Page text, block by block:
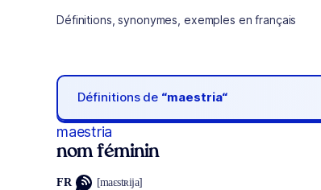
Définitions, synonymes, exemples en français
Définitions de “maestria“
maestria
nom féminin
FR [maɛstʀija]